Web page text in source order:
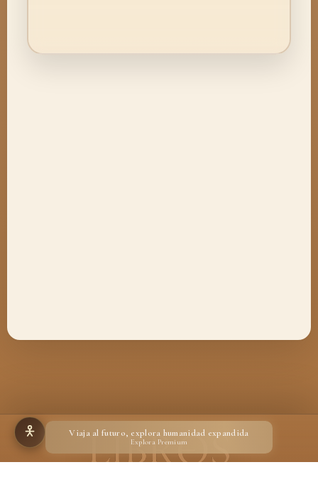
Viaja al futuro, explora humanidad expandida
Explora Premium